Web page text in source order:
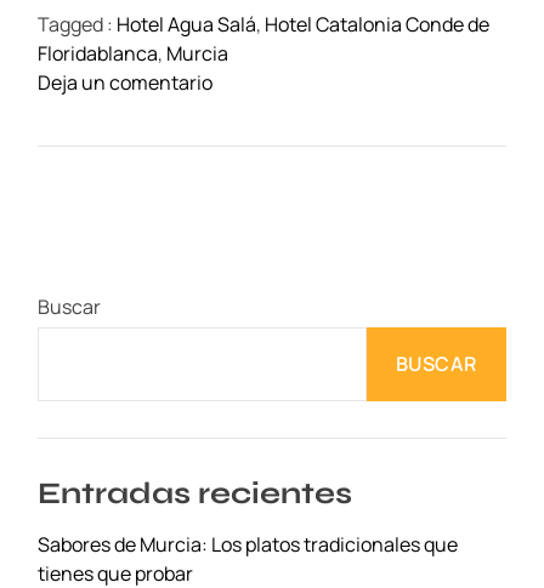
Tagged : Hotel Agua Salá, Hotel Catalonia Conde de
Floridablanca, Murcia
Deja un comentarioo
L
s
t
l
Buscar
BUSCAR
Entradas recientes
Sabores de Murcia: Los platos tradicionales que
tienes que probar